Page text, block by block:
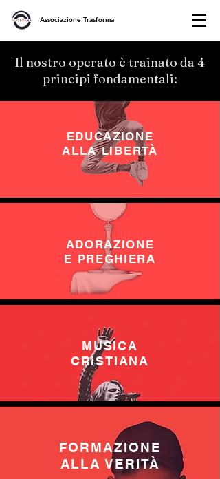
Associazione Trasforma
Il nostro operato è trainato da 4
principi fondamentali:
EDUCAZIONE
ALLA LIBERTÀ
ADORAZIONE
E PREGHIERA
MUSICA
CRISTIANA
FORMAZIONE
ALLA VERITÀ